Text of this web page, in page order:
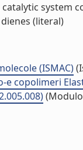
system
(literal)
(ISMAC)
e copolimeri